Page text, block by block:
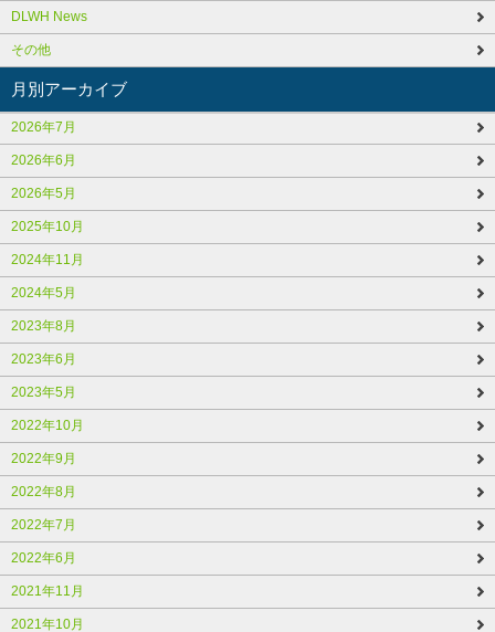
DLWH News
その他
月別アーカイブ
2026年7月
2026年6月
2026年5月
2025年10月
2024年11月
2024年5月
2023年8月
2023年6月
2023年5月
2022年10月
2022年9月
2022年8月
2022年7月
2022年6月
2021年11月
2021年10月